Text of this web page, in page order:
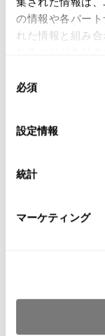
の情報や各パー
れた情報と組み
必須
設定情報
統計
マーケティング